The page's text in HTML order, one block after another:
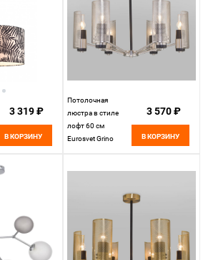
3 319 ₽
В КОРЗИНУ
Потолочная
люстра в стиле
лофт 60 см
Eurosvet Grino
3 570 ₽
В КОРЗИНУ